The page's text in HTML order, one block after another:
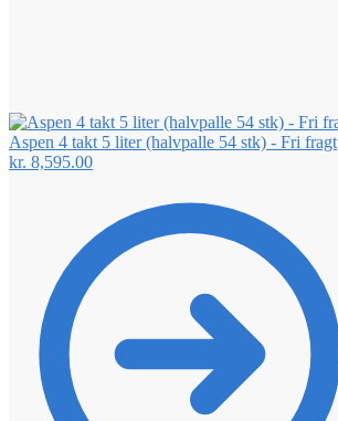
Aspen 4 takt 5 liter (halvpalle 54 stk) - Fri fragt
kr. 8,595.00